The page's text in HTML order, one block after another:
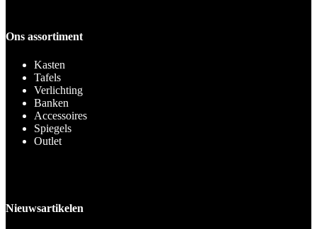
Ons assortiment
Kasten
Tafels
Verlichting
Banken
Accessoires
Spiegels
Outlet
Nieuwsartikelen